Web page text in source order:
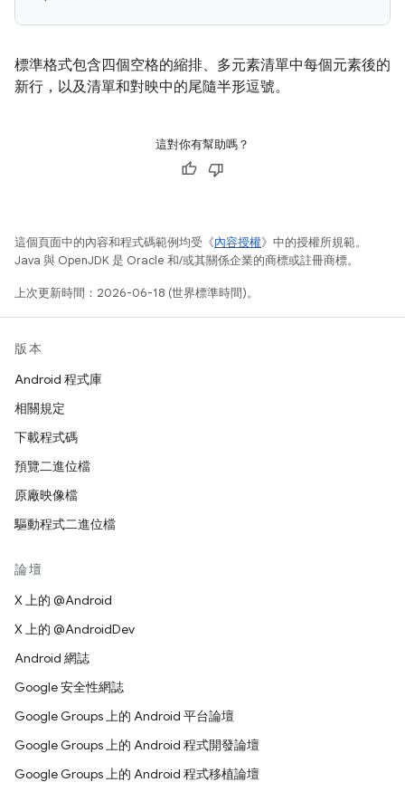
標準格式包含四個空格的縮排、多元素清單中每個元素後的
新行，以及清單和對映中的尾隨半形逗號。
這對你有幫助嗎？
這個頁面中的內容和程式碼範例均受《內容授權》中的授權所規範。
Java 與 OpenJDK 是 Oracle 和/或其關係企業的商標或註冊商標。
上次更新時間：2026-06-18 (世界標準時間)。
版本
Android 程式庫
相關規定
下載程式碼
預覽二進位檔
原廠映像檔
驅動程式二進位檔
論壇
X 上的 @Android
X 上的 @AndroidDev
Android 網誌
Google 安全性網誌
Google Groups 上的 Android 平台論壇
Google Groups 上的 Android 程式開發論壇
Google Groups 上的 Android 程式移植論壇